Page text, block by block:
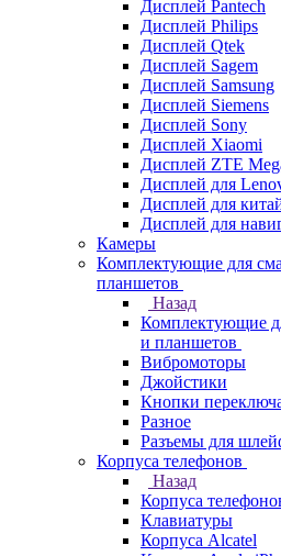
Дисплей Pantech
Дисплей Philips
Дисплей Qtek
Дисплей Sagem
Дисплей Samsung
Дисплей Siemens
Дисплей Sony
Дисплей Xiaomi
Дисплей ZTE
Дисплей для
Дисплей для
Дисплей для
Камеры
Комплектующие для
планшетов
Назад
Комплектующие
и планшетов
Вибромоторы
Джойстики
Кнопки
Разное
Разъемы для
Корпуса телефонов
Назад
Корпуса
Клавиатуры
Корпуса Alcatel